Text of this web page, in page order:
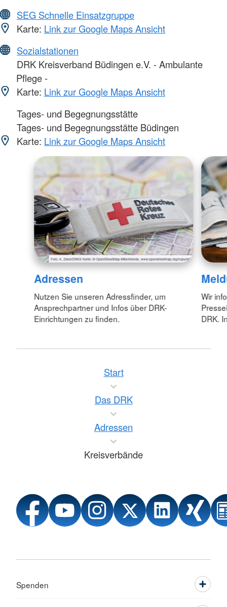
SEG Schnelle Einsatzgruppe
Karte: Link zur Google Maps Ansicht
Sozialstationen
DRK Kreisverband Büdingen e.V. - Ambulante
Pflege -
Karte: Link zur Google Maps Ansicht
Tages- und Begegnungsstätte
Tages- und Begegnungsstätte Büdingen
Karte: Link zur Google Maps Ansicht
Adressen
Nutzen Sie unseren Adressfinder, um
Ansprechpartner und Infos über DRK-
Einrichtungen zu finden.
Wir
DRK.
Start
Das DRK
Adressen
Kreisverbände
Spenden